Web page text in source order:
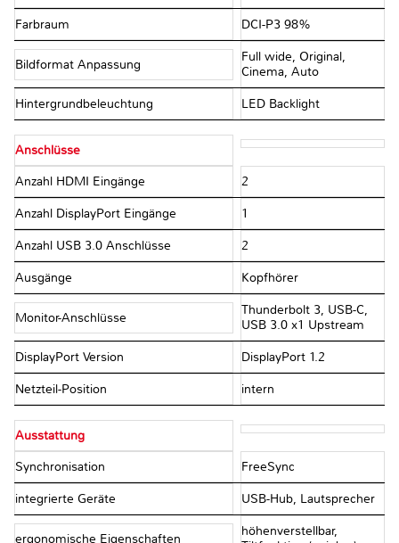
Farbraum DCI-P3 98%
Bildformat Anpassung
Full wide, Original,
Cinema, Auto
Hintergrundbeleuchtung LED Backlight
Anschlüsse
Anzahl HDMI Eingänge 2
Anzahl DisplayPort Eingänge 1
Anzahl USB 3.0 Anschlüsse 2
Ausgänge Kopfhörer
Monitor-Anschlüsse
Thunderbolt 3, USB-C,
USB 3.0 x1 Upstream
DisplayPort Version DisplayPort 1.2
Netzteil-Position intern
Ausstattung
Synchronisation FreeSync
integrierte Geräte USB-Hub, Lautsprecher
ergonomische Eigenschaften
höhenverstellbar,